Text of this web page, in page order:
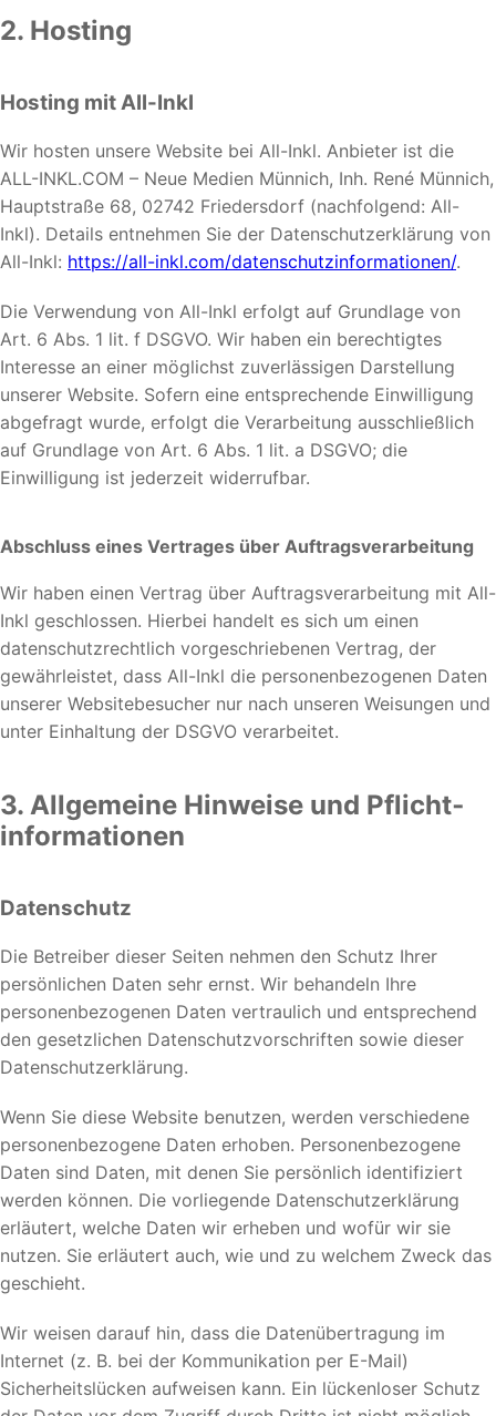
2. Hosting
Hosting mit All-Inkl
Wir hosten unsere Website bei All-Inkl. Anbieter ist die
ALL-INKL.COM – Neue Medien Münnich, Inh. René Münnich,
Hauptstraße 68, 02742 Friedersdorf (nachfolgend: All-
Inkl). Details entnehmen Sie der Datenschutzerklärung von
All-Inkl: https://all-inkl.com/datenschutzinformationen/.
Die Verwendung von All-Inkl erfolgt auf Grundlage von
Art. 6 Abs. 1 lit. f DSGVO. Wir haben ein berechtigtes
Interesse an einer möglichst zuverlässigen Darstellung
unserer Website. Sofern eine entsprechende Einwilligung
abgefragt wurde, erfolgt die Verarbeitung ausschließlich
auf Grundlage von Art. 6 Abs. 1 lit. a DSGVO; die
Einwilligung ist jederzeit widerrufbar.
Abschluss eines Vertrages über Auftragsverarbeitung
Wir haben einen Vertrag über Auftragsverarbeitung mit All-
Inkl geschlossen. Hierbei handelt es sich um einen
datenschutzrechtlich vorgeschriebenen Vertrag, der
gewährleistet, dass All-Inkl die personenbezogenen Daten
unserer Websitebesucher nur nach unseren Weisungen und
unter Einhaltung der DSGVO verarbeitet.
3. Allgemeine Hinweise und Pflicht­
informationen
Datenschutz
Die Betreiber dieser Seiten nehmen den Schutz Ihrer
persönlichen Daten sehr ernst. Wir behandeln Ihre
personenbezogenen Daten vertraulich und entsprechend
den gesetzlichen Datenschutzvorschriften sowie dieser
Datenschutzerklärung.
Wenn Sie diese Website benutzen, werden verschiedene
personenbezogene Daten erhoben. Personenbezogene
Daten sind Daten, mit denen Sie persönlich identifiziert
werden können. Die vorliegende Datenschutzerklärung
erläutert, welche Daten wir erheben und wofür wir sie
nutzen. Sie erläutert auch, wie und zu welchem Zweck das
geschieht.
Wir weisen darauf hin, dass die Datenübertragung im
Internet (z. B. bei der Kommunikation per E-Mail)
Sicherheitslücken aufweisen kann. Ein lückenloser Schutz